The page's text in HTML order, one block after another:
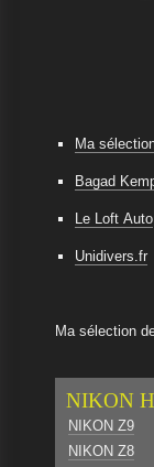
Ma
Bagad
Le Loft Auto
Unidivers.fr
Ma sélection
NIKON
NIKON Z9
NIKON Z8